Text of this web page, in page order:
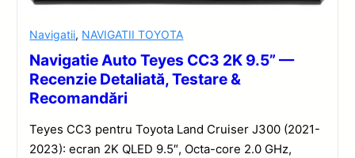
Navigatii, NAVIGATII TOYOTA
Navigatie Auto Teyes CC3 2K 9.5” —
Recenzie Detaliată, Testare &
Recomandări
Teyes CC3 pentru Toyota Land Cruiser J300 (2021-
2023): ecran 2K QLED 9.5″, Octa-core 2.0 GHz,